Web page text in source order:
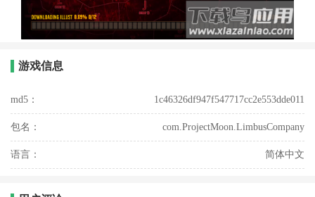
游戏信息
md5： 1c46326df947f547717cc2e553dde011
包名： com.ProjectMoon.LimbusCompany
语言： 简体中文